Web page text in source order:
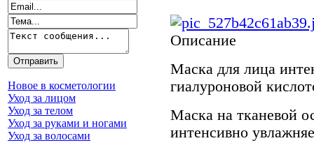
Новое в косметологии
Уход за лицом
Уход за телом
Уход за руками и ногами
Уход за волосами
Описание
Маска для лица
гиалуроновой
Маска на тканевой
интенсивно